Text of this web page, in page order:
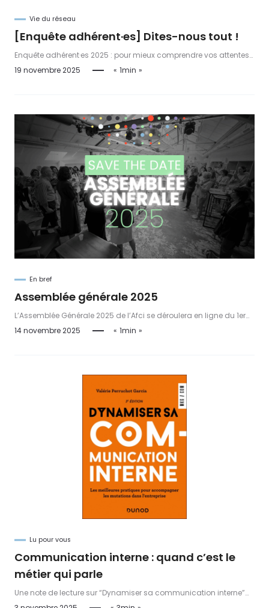
Vie du réseau
[Enquête adhérent·es] Dites-nous tout !
Enquête adhérent·es 2025 : pour mieux comprendre vos attentes
et vos réalités professionnelles. répondez au questionnaire !
19 novembre 2025 1min
En bref
Assemblée générale 2025
L’Assemblée Générale 2025 de l’Afci se déroulera en ligne du 1er
au 2 décembre. Les adhérents pourront voter facilement pour
valider les bilans, découvrir le rapport d’activité et élire le nouveau
14 novembre 2025 1min
Lu pour vous
Communication interne : quand c’est le
métier qui parle
Une note de lecture sur “Dynamiser sa communication interne”
de Valérie Perruchot Garcia : un regard métier sur les leviers et